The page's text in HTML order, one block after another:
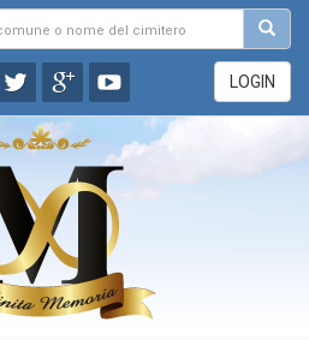
LOGIN